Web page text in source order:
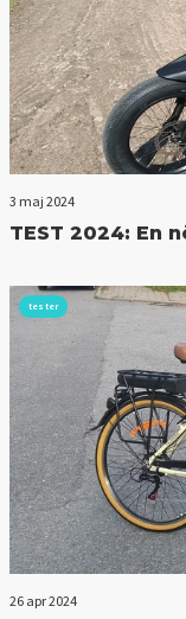
3 maj 2024
TEST 2024: En
tester
26 apr 2024